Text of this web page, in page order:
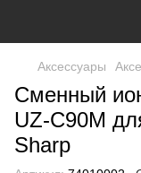
Аксессуары
Сменный
UZ-C90M
Sharp